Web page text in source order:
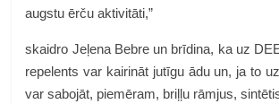
augstu ērču aktivitāti,”
skaidro Jeļena Bebre un brīdina, ka uz
repelents var kairināt jutīgu ādu un, ja to
var sabojāt, piemēram, briļļu rāmjus,